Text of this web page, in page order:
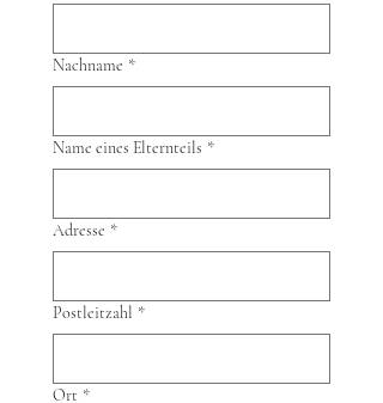
Nachname *
Name eines Elternteils *
Adresse *
Postleitzahl *
Ort *